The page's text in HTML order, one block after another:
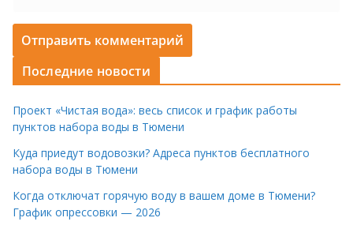
Последние новости
Проект «Чистая вода»: весь список и график работы
пунктов набора воды в Тюмени
Куда приедут водовозки? Адреса пунктов бесплатного
набора воды в Тюмени
Когда отключат горячую воду в вашем доме в Тюмени?
График опрессовки — 2026